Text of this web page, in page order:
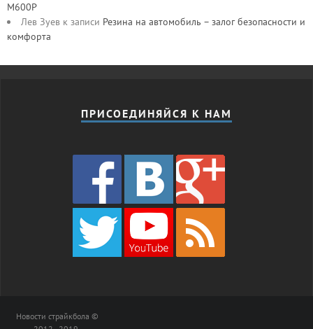
M600P
Лев Зуев к записи Резина на автомобиль – залог безопасности и
комфорта
ПРИСОЕДИНЯЙСЯ К НАМ
Новости страйкбола ©